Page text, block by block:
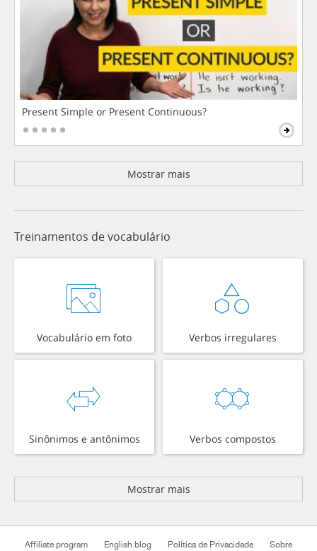
Present Simple or Present Continuous?
Mostrar mais
Treinamentos de vocabulário
Vocabulário em foto Verbos irregulares
Sinônimos e antônimos Verbos compostos
Mostrar mais
Affiliate program English blog Política de Privacidade Sobre